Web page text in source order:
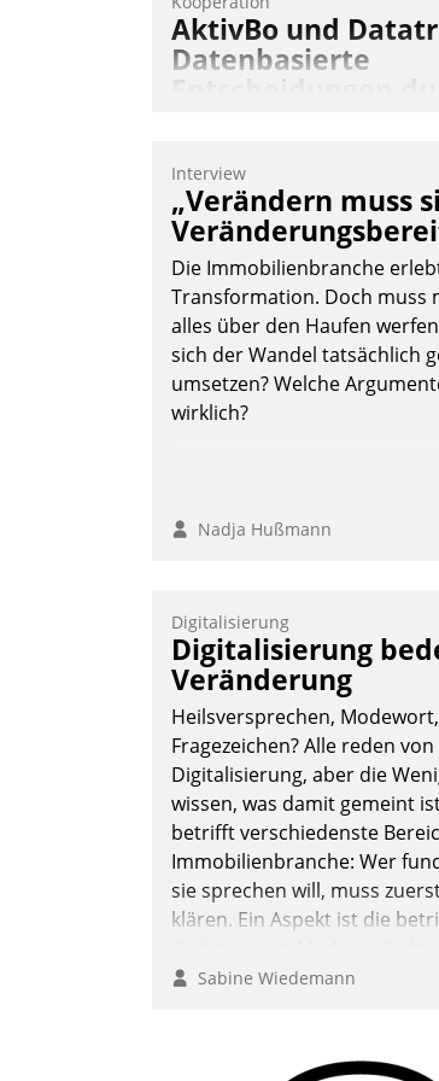
AktivBo und
Datenbasierte
AktivBo und Datatrain
Immobilienunternehmen
nahtlose Integration der
AktivBo und Datatrain
automatisiert ausgelöste,
Mieterbefragungen – eine
Grundlage für intelligente,
Entscheidungen.
Interview
„Verändern muss
Die Immobilienbranche
Transformation. Doch muss
alles über den Haufen
sich der Wandel tatsächlich
umsetzen? Welche
wirklich?
Nadja Hußmann
Digitalisierung
Digitalisierung
Veränderung
Heilsversprechen,
Fragezeichen? Alle reden von
Digitalisierung, aber die
wissen, was damit gemeint
betrifft verschiedenste
Immobilienbranche: Wer
sie sprechen will, muss
klären. Ein Aspekt ist die
ermöglichen große
Allein mit der Einführung
Sabine Wiedemann